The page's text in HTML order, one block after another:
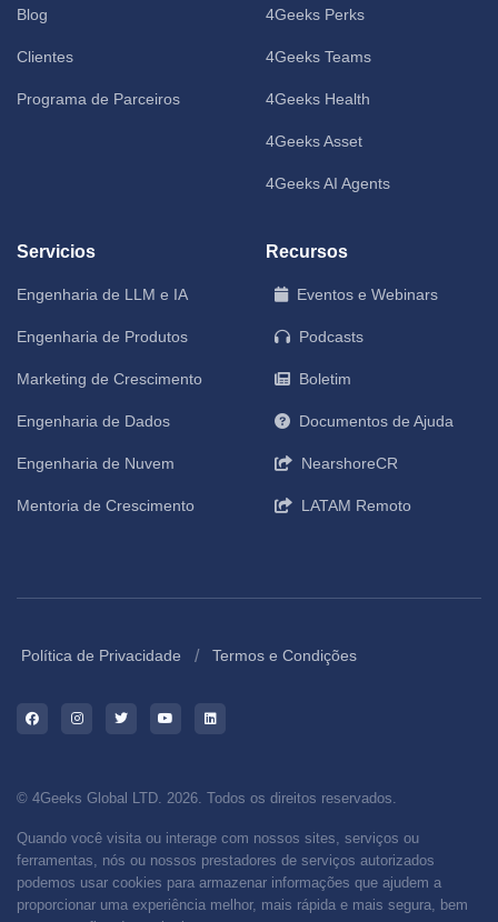
Blog
Clientes
Programa de Parceiros
4Geeks Perks
4Geeks Teams
4Geeks Health
4Geeks Asset
4Geeks AI Agents
Servicios
Engenharia de LLM e IA
Engenharia de Produtos
Marketing de Crescimento
Engenharia de Dados
Engenharia de Nuvem
Mentoria de Crescimento
Recursos
Eventos e Webinars
Podcasts
Boletim
Documentos de Ajuda
NearshoreCR
LATAM Remoto
Política de Privacidade / Termos e Condições
© 4Geeks Global LTD. 2026. Todos os direitos reservados.
Quando você visita ou interage com nossos sites, serviços ou
ferramentas, nós ou nossos prestadores de serviços autorizados
podemos usar cookies para armazenar informações que ajudem a
proporcionar uma experiência melhor, mais rápida e mais segura, bem